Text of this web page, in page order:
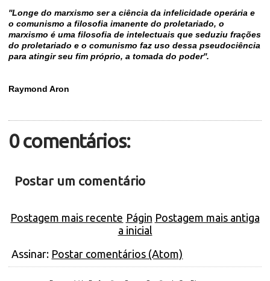
''Longe do marxismo ser a ciência da infelicidade operária e
o comunismo a filosofia imanente do proletariado, o
marxismo é uma filosofia de intelectuais que seduziu frações
do proletariado e o comunismo faz uso dessa pseudociência
para atingir seu fim próprio, a tomada do poder''.
Raymond Aron
0 comentários:
Postar um comentário
Postagem mais recente Postagem mais antiga
Págin
a inicial
Assinar: Postar comentários (Atom)